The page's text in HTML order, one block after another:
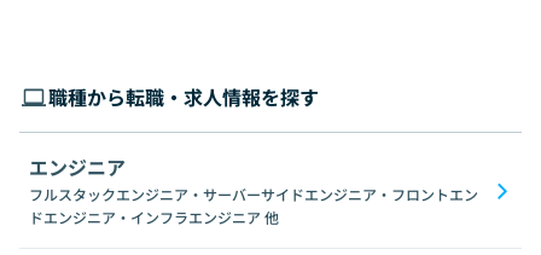
職種から転職・求人情報を探す
エンジニア
フルスタックエンジニア・サーバーサイドエンジニア・フロントエン
ドエンジニア・インフラエンジニア 他